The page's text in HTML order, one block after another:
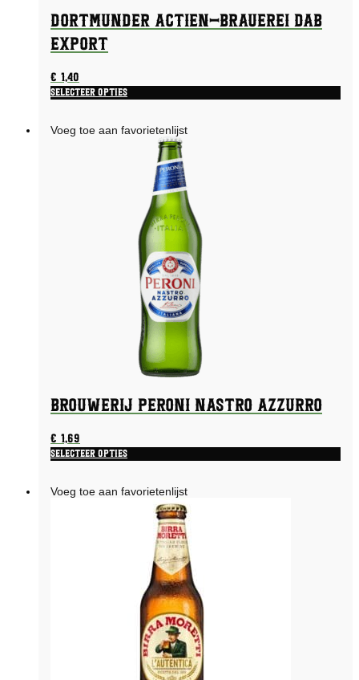
Dortmunder Actien-Brauerei Dab
Export
€1,40
Selecteer opties
Voeg toe aan favorietenlijst
Brouwerij Peroni Nastro Azzurro
€1,69
Selecteer opties
Voeg toe aan favorietenlijst